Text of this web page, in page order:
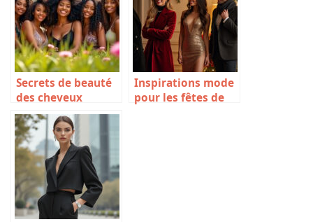
Secrets de beauté
des cheveux
crépus
Inspirations mode
pour les fêtes de